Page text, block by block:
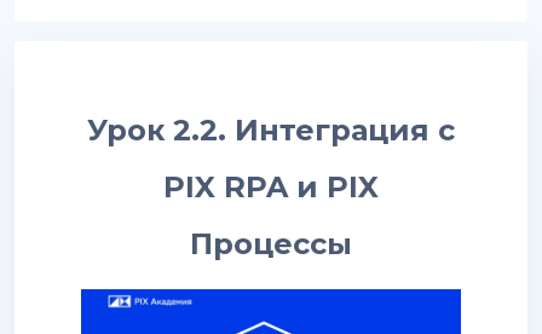
Урок 2.2. Интеграция с
PIX RPA и PIX
Процессы